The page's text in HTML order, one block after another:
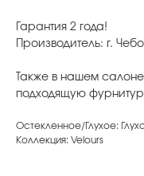
Гарантия 2 года!
Производитель: г.
Также в нашем
подходящую
Остекленное/Глухое:
Коллекция: Velours